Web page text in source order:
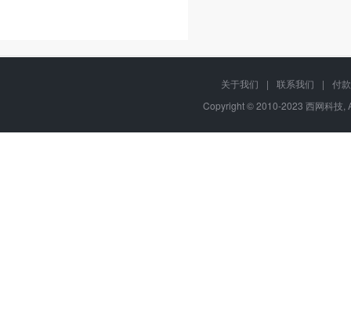
关于我们 | 联系我们 |
付
Copyright © 2010-2023 西网科技